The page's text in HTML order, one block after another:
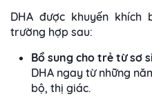
DHA được khuyến
trường hợp sau:
Bổ sung cho trẻ từ sơ
DHA ngay từ những
bộ, thị giác.